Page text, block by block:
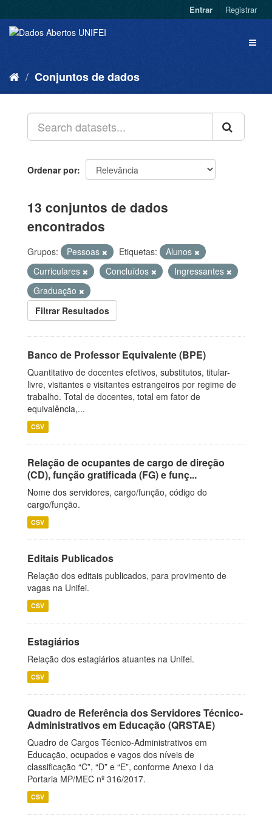
Entrar Registrar
Conjuntos de dados
Ordenar por
13 conjuntos de dados
encontrados
Grupos: Pessoas Etiquetas:
Alunos
Curriculares
Concluídos
Ingressantes
Graduação
Filtrar Resultados
Banco de Professor Equivalente (BPE)
Quantitativo de docentes efetivos, substitutos, titular-
livre, visitantes e visitantes estrangeiros por regime de
trabalho. Total de docentes, total em fator de
equivalência,...
CSV
Relação de ocupantes de cargo de direção
(CD), função gratificada (FG) e funç...
Nome dos servidores, cargo/função, código do
cargo/função.
CSV
Editais Publicados
Relação dos editais publicados, para provimento de
vagas na Unifei.
CSV
Estagiários
Relação dos estagiários atuantes na Unifei.
CSV
Quadro de Referência dos Servidores Técnico-
Administrativos em Educação (QRSTAE)
Quadro de Cargos Técnico-Administrativos em
Educação, ocupados e vagos dos níveis de
classificação “C”, “D” e “E”, conforme Anexo I da
Portaria MP/MEC nº 316/2017.
CSV